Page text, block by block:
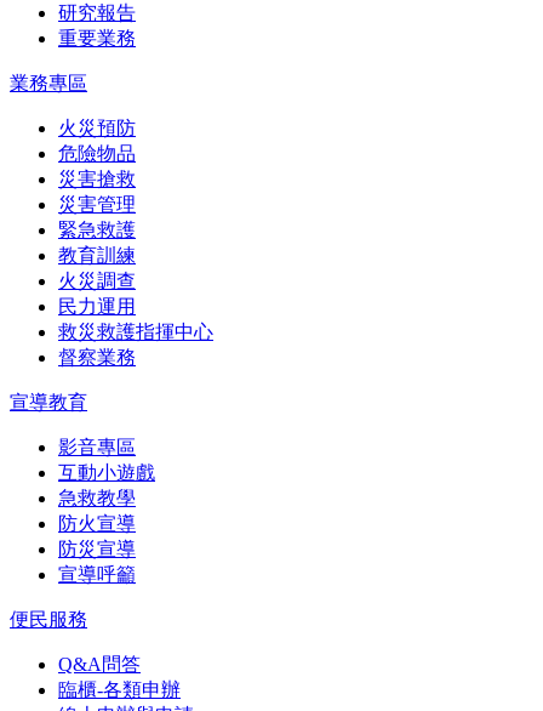
研究報告
重要業務
業務專區
火災預防
危險物品
災害搶救
災害管理
緊急救護
教育訓練
火災調查
民力運用
救災救護指揮中心
督察業務
宣導教育
影音專區
互動小遊戲
急救教學
防火宣導
防災宣導
宣導呼籲
便民服務
Q&A問答
臨櫃-各類申辦